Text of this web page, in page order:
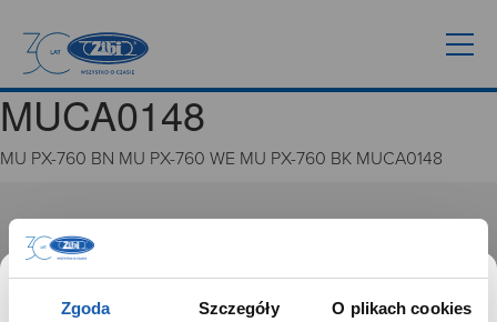
Zgoda Szczegóły O plikach cookies
MUCA0148
MU PX-760 BN MU PX-760 WE MU PX-760 BK MUCA0148
GRUPA ZIBI
Historia
Misja, wizja i wartości Grupy Zibi